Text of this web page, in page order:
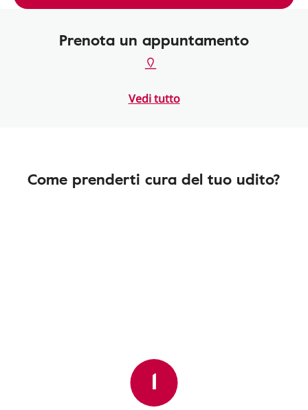
Prenota un appuntamento
Vedi tutto
Come prenderti cura del tuo udito?
1